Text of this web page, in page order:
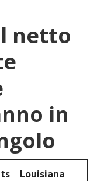
netto
in
Louisiana